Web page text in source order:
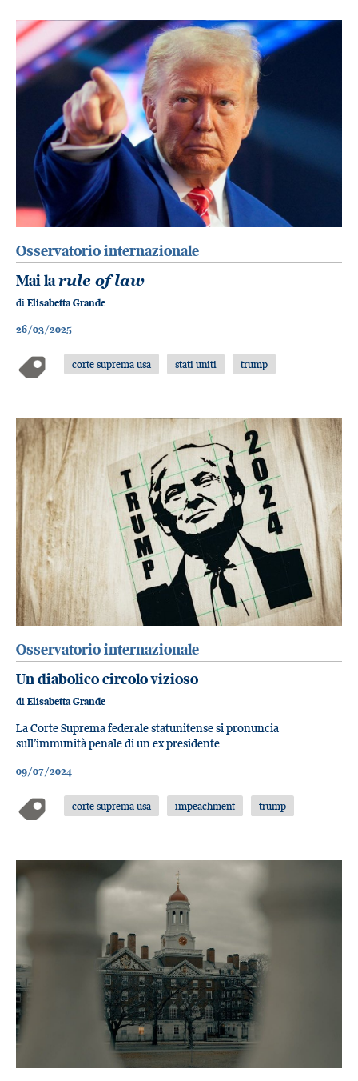
Osservatorio internazionale
Mai larule of law
di Elisabetta Grande
26/03/2025
corte suprema usa stati uniti trump
Osservatorio internazionale
Un diabolico circolo vizioso
di Elisabetta Grande
La Corte Suprema federale statunitense si pronuncia
sull’immunità penale di un ex presidente
09/07/2024
corte suprema usa impeachment trump